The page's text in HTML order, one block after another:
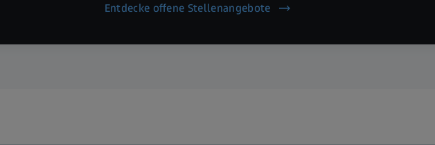
Entdecke offene Stellenangebote